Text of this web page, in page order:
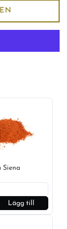
Siena
Lägg till